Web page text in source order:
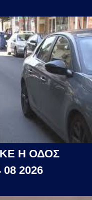
Η ΟΔΟΣ
2026